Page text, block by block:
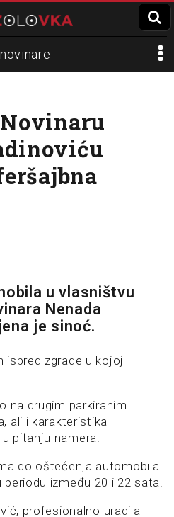
mediji
Ćuruvija
u vlasništvu
Nenada
je sinoć.
ispred zgrade u kojoj
na drugim parkiranim
ali i karakteristika
pitanju namera.
do oštećenja automobila
između 20 i 22 sata.
profesionalno uradila